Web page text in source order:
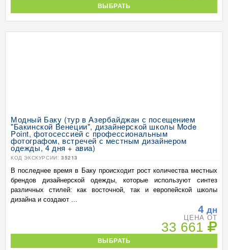
ВЫБРАТЬ
Модный Баку (тур в Азербайджан с посещением
"Бакинской Венеции", дизайнерской школы Mode
Point, фотосессией с профессиональным
фотографом, встречей с местным дизайнером
одежды, 4 дня + авиа)
КОД ЭКСКУРСИИ: 35213
В последнее время в Баку происходит рост количества местных
брендов дизайнерской одежды, которые используют синтез
различных стилей: как восточной, так и европейской школы
дизайна и создают ...
4 дн
ЦЕНА ОТ
33 661
ВЫБРАТЬ